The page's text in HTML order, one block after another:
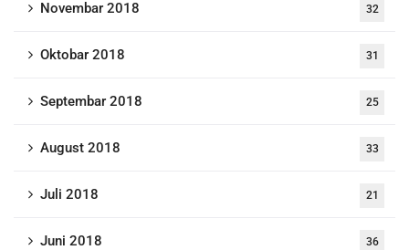
Novembar 2018 32
Oktobar 2018 31
Septembar 2018 25
August 2018 33
Juli 2018 21
Juni 2018 36